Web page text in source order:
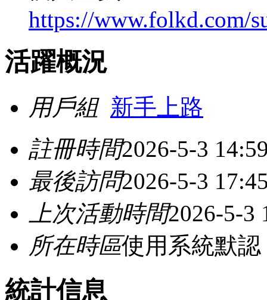
https://www.folkd.com/
活躍概況
用戶組 新手上路
註冊時間2026-5-3
最後訪問2026-5-3
上次活動時間2026-5-3
所在時區使用系統默認
統計信息